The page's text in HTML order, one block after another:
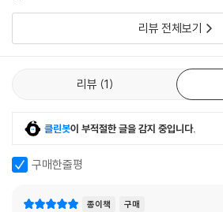
5 노자관절(radioulnar joint) 119
6 손목관절(radiocarpal or wrist joint) 120
7 손의 관절 120
Ⅴ. 다리의 관절 120
1 엉치엉덩관절(sacroiliac joint) 120
2 두덩결합(pubic symphysis) 120
3 엉덩관절(hip joint) 120
4 무릎관절(knee joint) 121
6 발목관절(ankle joint) 121
리뷰 전체보기
리뷰 1
클린봇이 부적절한 글을 감지 중입니다.
구매한줄평
종이책 구매